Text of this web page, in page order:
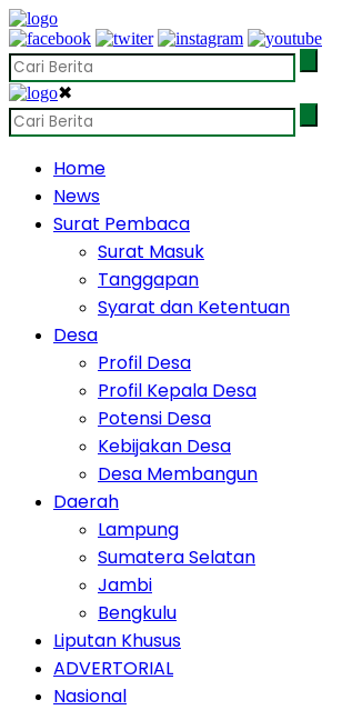
✖
Home
News
Surat Pembaca
Surat Masuk
Tanggapan
Syarat dan Ketentuan
Desa
Profil Desa
Profil Kepala Desa
Potensi Desa
Kebijakan Desa
Desa Membangun
Daerah
Lampung
Sumatera Selatan
Jambi
Bengkulu
Liputan Khusus
ADVERTORIAL
Nasional